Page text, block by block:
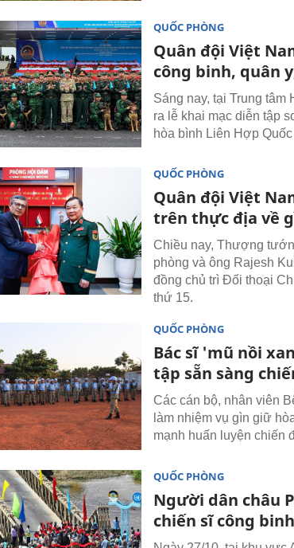
QUỐC PHÒNG
Quân đội Việt
công binh, quân
Sáng nay, tại Trung
ra lễ khai mạc diễn tập
hòa bình Liên Hợp
QUỐC PHÒNG
Quân đội Việt
trên thực địa về
Chiều nay, Thượng
phòng và ông Rajesh
đồng chủ trì Đối thoại
thứ 15.
QUỐC PHÒNG
Bác sĩ 'mũ nồi
tập sẵn sàng
Các cán bộ, nhân viên
làm nhiệm vụ gìn giữ
mạnh huấn luyện chiến
QUỐC PHÒNG
Người dân châu
chiến sĩ công